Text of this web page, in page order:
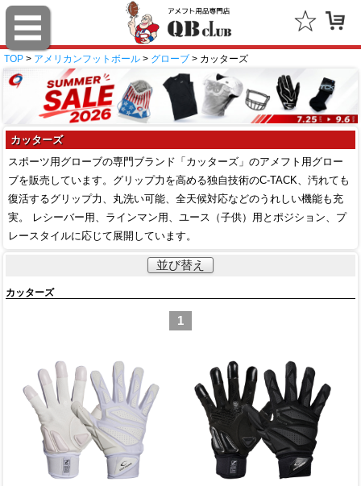
TOP > アメリカンフットボール > グローブ > カッターズ
カッターズ
スポーツ用グローブの専門ブランド「カッターズ」のアメフト用グロー
ブを販売しています。グリップ力を高める独自技術のC-TACK、汚れても
復活するグリップ力、丸洗い可能、全天候対応などのうれしい機能も充
実。 レシーバー用、ラインマン用、ユース（子供）用とポジション、プ
レースタイルに応じて展開しています。
並び替え
カッターズ
1